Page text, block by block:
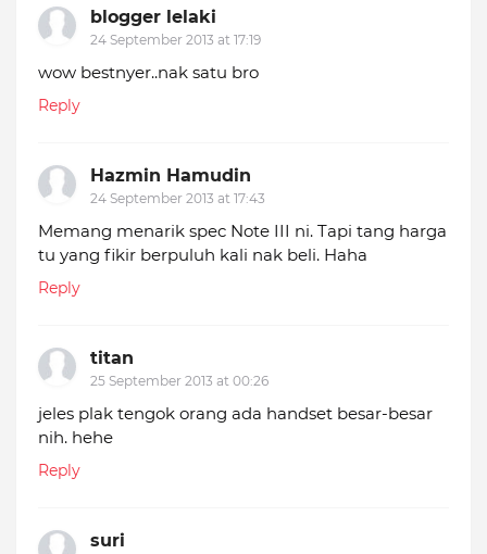
blogger lelaki
24 September 2013 at 17:19
wow bestnyer..nak satu bro
Reply
Hazmin Hamudin
24 September 2013 at 17:43
Memang menarik spec Note III ni. Tapi tang harga
tu yang fikir berpuluh kali nak beli. Haha
Reply
titan
25 September 2013 at 00:26
jeles plak tengok orang ada handset besar-besar
nih. hehe
Reply
suri